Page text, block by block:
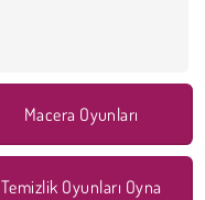
Macera Oyunları
Temizlik Oyunları Oyna